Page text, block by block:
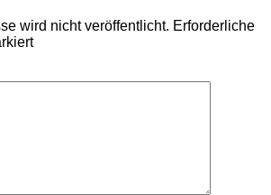
wird nicht veröffentlicht. Erforderliche